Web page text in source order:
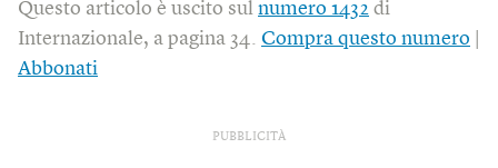
Questo articolo è uscito sul numero 1432 di
Internazionale, a pagina 34. Compra questo numero
Abbonati
PUBBLICITÀ